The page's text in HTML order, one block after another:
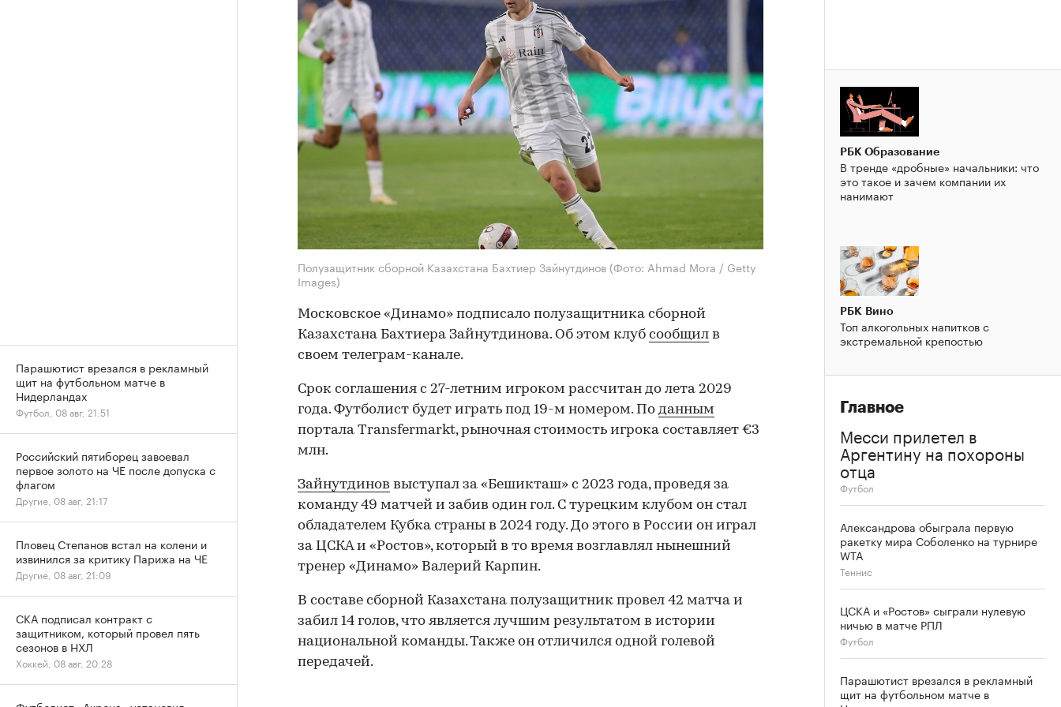
Полузащитник сборной Казахстана Бахтиер Зайнутдинов (Фото: Ahmad Mora / Getty
Images)
Московское «Динамо» подписало полузащитника сборной
Казахстана Бахтиера Зайнутдинова. Об этом клуб сообщил в
своем телеграм-канале.
Срок соглашения с 27-летним игроком рассчитан до лета 2029
года. Футболист будет играть под 19-м номером. По данным
портала Transfermarkt, рыночная стоимость игрока составляет €3
млн.
Зайнутдинов выступал за «Бешикташ» с 2023 года, проведя за
команду 49 матчей и забив один гол. С турецким клубом он стал
обладателем Кубка страны в 2024 году. До этого в России он играл
за ЦСКА и «Ростов», который в то время возглавлял нынешний
тренер «Динамо» Валерий Карпин.
В составе сборной Казахстана полузащитник провел 42 матча и
забил 14 голов, что является лучшим результатом в истории
национальной команды. Также он отличился одной голевой
передачей.
РБК Образование
В тренде «дробные» начальники: что
это такое и зачем компании их
нанимают
РБК Вино
Топ алкогольных напитков с
экстремальной крепостью
Главное
Месси прилетел в
Аргентину на похороны
отца
Футбол
Александрова обыграла первую
ракетку мира Соболенко на турнире
WTA
Теннис
ЦСКА и «Ростов» сыграли нулевую
ничью в матче РПЛ
Футбол
Парашютист врезался в рекламный
щит на футбольном матче в
Парашютист врезался в рекламный
щит на футбольном матче в
Нидерландах
Футбол, 08 авг, 21:51
Российский пятиборец завоевал
первое золото на ЧЕ после допуска с
флагом
Другие, 08 авг, 21:17
Пловец Степанов встал на колени и
извинился за критику Парижа на ЧЕ
Другие, 08 авг, 21:09
СКА подписал контракт с
защитником, который провел пять
сезонов в НХЛ
Хоккей, 08 авг, 20:28